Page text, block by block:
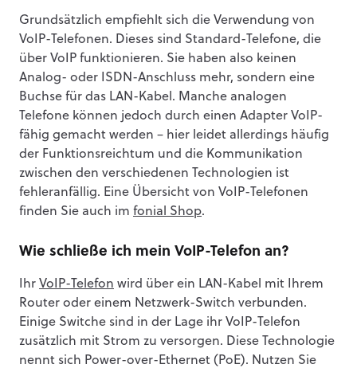
Grundsätzlich empfiehlt sich die Verwendung von
VoIP-Telefonen. Dieses sind Standard-Telefone, die
über VoIP funktionieren. Sie haben also keinen
Analog- oder ISDN-Anschluss mehr, sondern eine
Buchse für das LAN-Kabel. Manche analogen
Telefone können jedoch durch einen Adapter VoIP-
fähig gemacht werden – hier leidet allerdings häufig
der Funktionsreichtum und die Kommunikation
zwischen den verschiedenen Technologien ist
fehleranfällig. Eine Übersicht von VoIP-Telefonen
finden Sie auch im fonial Shop.
Wie schließe ich mein VoIP-Telefon an?
Ihr VoIP-Telefon wird über ein LAN-Kabel mit Ihrem
Router oder einem Netzwerk-Switch verbunden.
Einige Switche sind in der Lage ihr VoIP-Telefon
zusätzlich mit Strom zu versorgen. Diese Technologie
nennt sich Power-over-Ethernet (PoE). Nutzen Sie